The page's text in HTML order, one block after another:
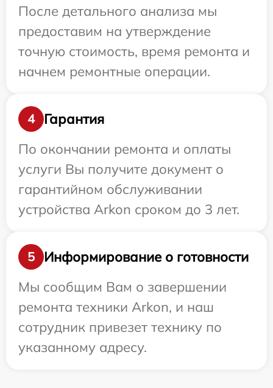
После детального анализа мы
предоставим на утверждение
точную стоимость, время ремонта и
начнем ремонтные операции.
4
Гарантия
По окончании ремонта и оплаты
услуги Вы получите документ о
гарантийном обслуживании
устройства Arkon сроком до 3 лет.
5
Информирование о готовности
Мы сообщим Вам о завершении
ремонта техники Arkon, и наш
сотрудник привезет технику по
указанному адресу.